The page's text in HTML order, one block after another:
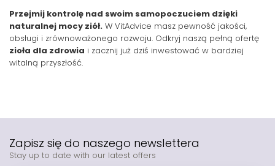
Przejmij kontrolę nad swoim samopoczuciem dzięki
naturalnej mocy ziół. W VitAdvice masz pewność jakości,
obsługi i zrównoważonego rozwoju. Odkryj naszą pełną ofertę
zioła dla zdrowia i zacznij już dziś inwestować w bardziej
witalną przyszłość.
Zapisz się do naszego newslettera
Stay up to date with our latest offers